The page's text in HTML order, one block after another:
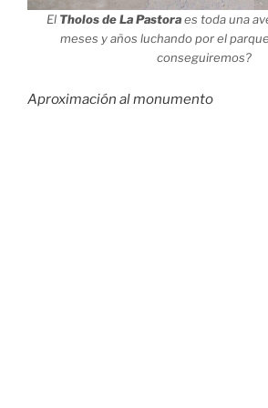
El Tholos de La Pastoraes toda una
meses y años luchando por el
conseguiremos?
Aproximación al monumento